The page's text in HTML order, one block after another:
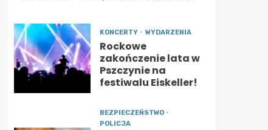
KONCERTY WYDARZENIA
Rockowe
zakończenie lata w
Pszczynie na
festiwalu Eiskeller!
BEZPIECZEŃSTWO
POLICJA